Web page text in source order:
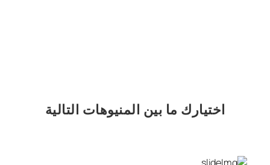
اختيارك ما بين المنيوهات التالية